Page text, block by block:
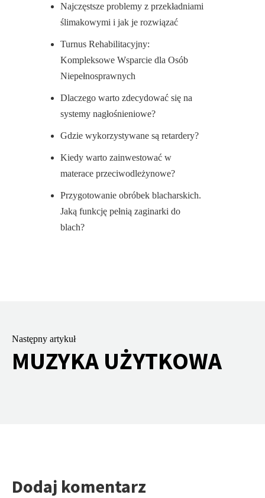
Najczęstsze problemy z przekładniami
ślimakowymi i jak je rozwiązać
Turnus Rehabilitacyjny:
Kompleksowe Wsparcie dla Osób
Niepełnosprawnych
Dlaczego warto zdecydować się na
systemy nagłośnieniowe?
Gdzie wykorzystywane są retardery?
Kiedy warto zainwestować w
materace przeciwodleżynowe?
Przygotowanie obróbek blacharskich.
Jaką funkcję pełnią zaginarki do
blach?
Następny artykuł
MUZYKA UŻYTKOWA
Dodaj komentarz